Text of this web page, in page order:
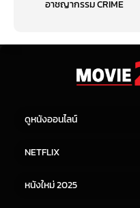
อาชญากรรม CRIME
ดูหนังออนไลน์
หนังจีน
NETFLIX
หนังใหม่ 2025